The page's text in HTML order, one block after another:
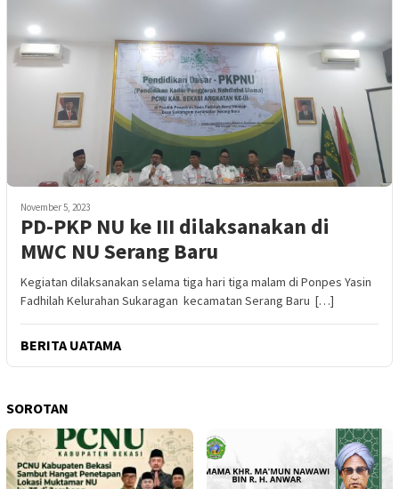
November 5, 2023
PD-PKP NU ke III dilaksanakan di
MWC NU Serang Baru
Kegiatan dilaksanakan selama tiga hari tiga malam di Ponpes Yasin
Fadhilah Kelurahan Sukaragan kecamatan Serang Baru […]
BERITA UATAMA
SOROTAN